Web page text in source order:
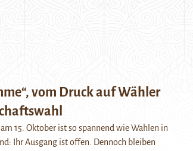
vom Druck auf Wähler
15. Oktober ist so spannend wie Wahlen in
Ihr Ausgang ist offen. Dennoch bleiben